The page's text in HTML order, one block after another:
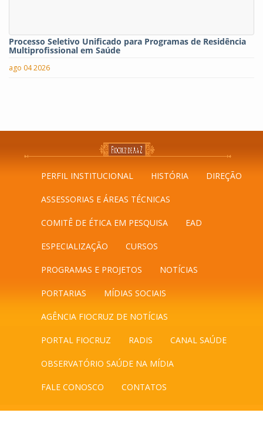
Processo Seletivo Unificado para Programas de Residência
Multiprofissional em Saúde
ago 04 2026
PERFIL INSTITUCIONAL HISTÓRIA DIREÇÃO
ASSESSORIAS E ÁREAS TÉCNICAS
COMITÊ DE ÉTICA EM PESQUISA EAD
ESPECIALIZAÇÃO CURSOS
PROGRAMAS E PROJETOS NOTÍCIAS
PORTARIAS MÍDIAS SOCIAIS
AGÊNCIA FIOCRUZ DE NOTÍCIAS
PORTAL FIOCRUZ RADIS CANAL SAÚDE
OBSERVATÓRIO SAÚDE NA MÍDIA
FALE CONOSCO CONTATOS